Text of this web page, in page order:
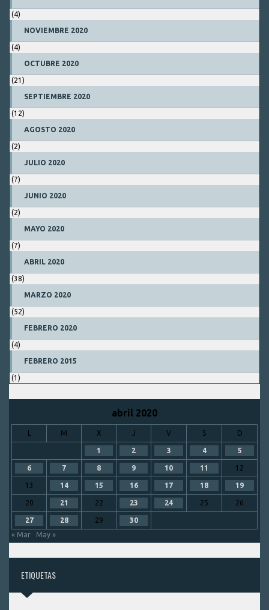
(4)
NOVIEMBRE 2020
(4)
OCTUBRE 2020
(21)
SEPTIEMBRE 2020
(12)
AGOSTO 2020
(2)
JULIO 2020
(7)
JUNIO 2020
(2)
MAYO 2020
(7)
ABRIL 2020
(38)
MARZO 2020
(52)
FEBRERO 2020
(4)
FEBRERO 2015
(1)
abril 2020
L M X J V S D
1 2 3 4 5
6 7 8 9 10 11 12
13 14 15 16 17 18 19
20 21 22 23 24 25 26
27 28 29
30
« Mar
May »
ETIQUETAS